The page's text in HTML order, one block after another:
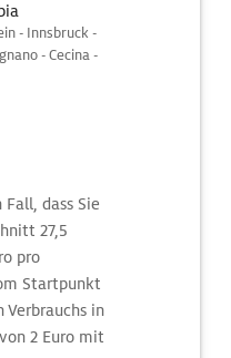
- Innsbruck -
- Cecina -
dass Sie
27,5
pro
Startpunkt
in
2 Euro mit